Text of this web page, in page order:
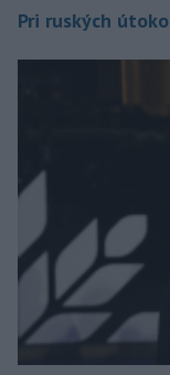
Pri ruských